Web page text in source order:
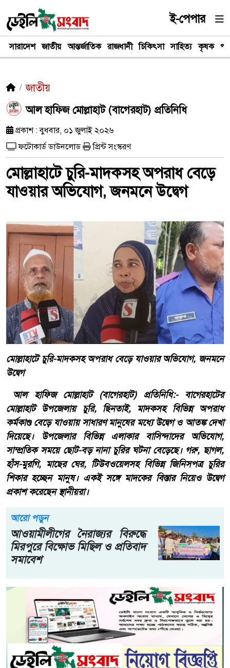
ই-পেপার
সারাদেশ জাতীয় আন্তর্জাতিক রাজধানী চিকিৎসা সাহিত্য কৃষক
জাতীয়
আল হাফিজ মোল্লাহাট (বাগেরহাট) প্রতিনিধি
প্রকাশ : বুধবার, ০১ জুলাই ২০২৬
ফটোকার্ড ডাউনলোড
প্রিন্ট সংস্করণ
মোল্লাহাটে চুরি-মাদকসহ অপরাধ বেড়ে
যাওয়ার অভিযোগ, জনমনে উদ্বেগ
মোল্লাহাটে চুরি-মাদকসহ অপরাধ বেড়ে যাওয়ার অভিযোগ, জনমনে
উদ্বেগ
আল হাফিজ মোল্লাহাট (বাগেরহাট) প্রতিনিধি:- বাগেরহাটের
মোল্লাহাট উপজেলায় চুরি, ছিনতাই, মাদকসহ বিভিন্ন অপরাধ
কর্মকাণ্ড বেড়ে যাওয়ায় সাধারণ মানুষের মধ্যে উদ্বেগ ও আতঙ্ক দেখা
দিয়েছে। উপজেলার বিভিন্ন এলাকার বাসিন্দাদের অভিযোগ,
সাম্প্রতিক সময়ে ছোট-বড় নানা চুরির ঘটনা বেড়েছে। গরু, ছাগল,
হাঁস-মুরগি, মাছের ঘের, টিউবওয়েলসহ বিভিন্ন জিনিসপত্র চুরির
শিকার হচ্ছেন মানুষ। একই সঙ্গে মাদকের বিস্তার নিয়েও উদ্বেগ
প্রকাশ করেছেন স্থানীয়রা।
আরো পড়ুন
আওয়ামীলীগের নৈরাজ্যর বিরুদ্ধে
মিরপুরে বিক্ষোভ মিছিল ও প্রতিবাদ
সমাবেশ